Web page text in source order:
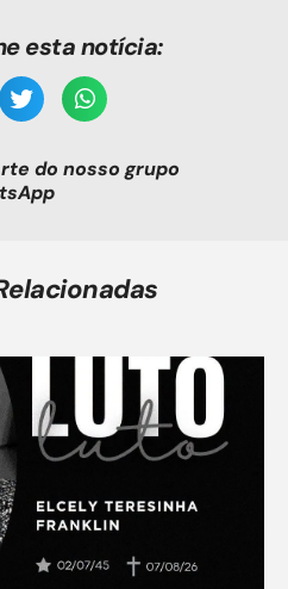
esta notícia:
do nosso grupo